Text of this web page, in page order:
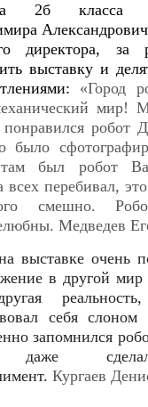
2б класса
директора, за
выставку и
«Город
мир!
понравился робот
было
был робот
всех перебивал,
смешно.
Медведев
выставке очень
в другой
себя слоном
запомнился
Кургаев